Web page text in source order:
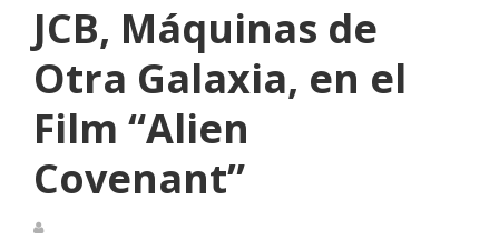
JCB, Máquinas de
Otra Galaxia, en el
Film “Alien
Covenant”